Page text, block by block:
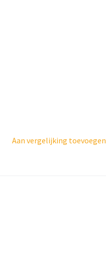
Aan vergelijking toevoegen